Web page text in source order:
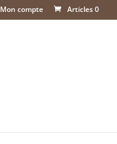
Mon compte Articles 0